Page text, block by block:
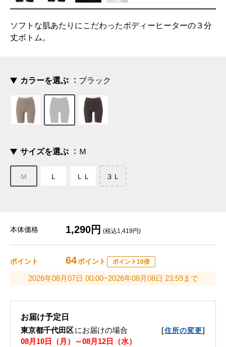
ソフトな肌あたりにこだわったボディーヒーターの３分
丈ボトム。
カラーを選ぶ ブラック
サイズを選ぶ Ｍ
Ｍ Ｌ ＬＬ ３Ｌ
本体価格 1,290円 (税込1,419円)
ポイント 64ポイント ポイント10倍
2026年08月07日 00:00~2026年08月08日 23:59まで
お届け予定日
東京都千代田区にお届けの場合 [住所の変更]
08月10日（月）～08月12日（水）